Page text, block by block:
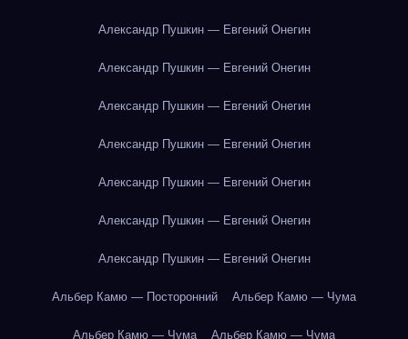
Александр Пушкин — Евгений Онегин
Александр Пушкин — Евгений Онегин
Александр Пушкин — Евгений Онегин
Александр Пушкин — Евгений Онегин
Александр Пушкин — Евгений Онегин
Александр Пушкин — Евгений Онегин
Александр Пушкин — Евгений Онегин
Альбер Камю — Посторонний Альбер Камю — Чума
Альбер Камю — Чума Альбер Камю — Чума